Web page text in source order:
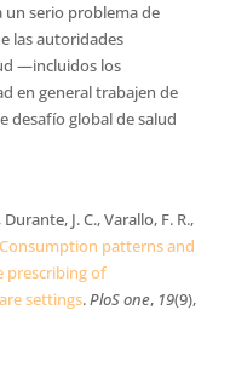
un serio problema de
las autoridades
—incluidos los
en general trabajen de
desafío global de salud
J. C., Varallo, F. R.,
Consumption patterns and
prescribing of
settings.PloS one, 19(9),